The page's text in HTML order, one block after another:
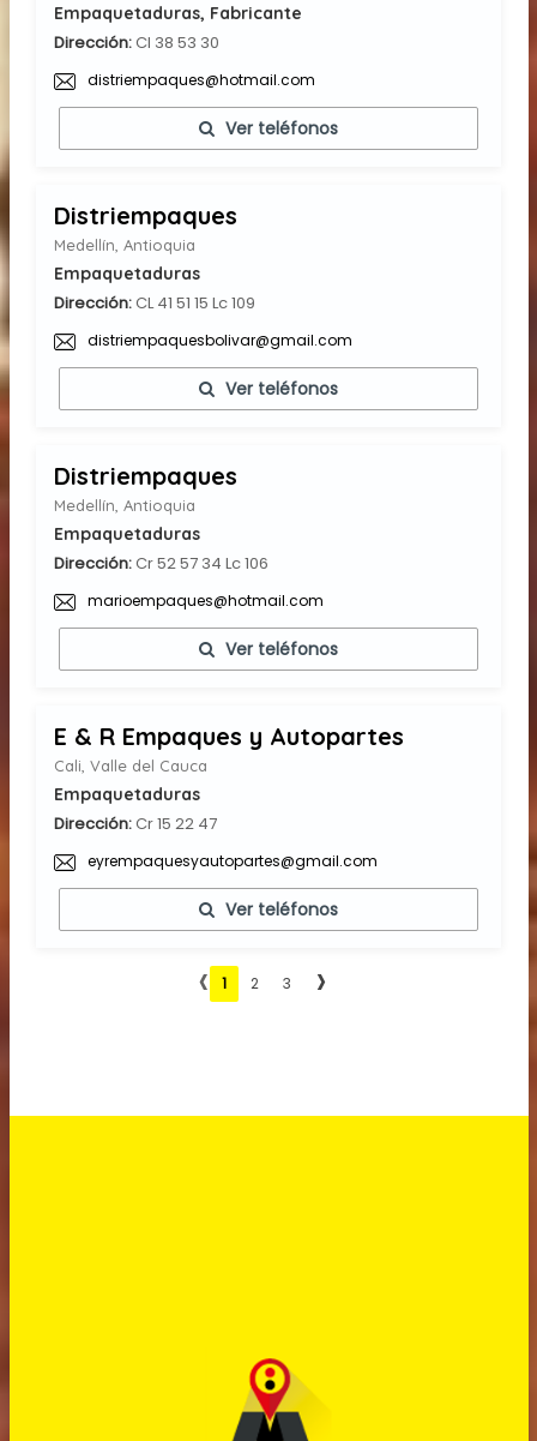
Empaquetaduras, Fabricante
Dirección:Cl 38 53 30
distriempaques@hotmail.com
Ver teléfonos
Distriempaques
Medellín, Antioquia
Empaquetaduras
Dirección:CL 41 51 15 Lc 109
distriempaquesbolivar@gmail.com
Ver teléfonos
Distriempaques
Medellín, Antioquia
Empaquetaduras
Dirección:Cr 52 57 34 Lc 106
marioempaques@hotmail.com
Ver teléfonos
E & R Empaques y Autopartes
Cali, Valle del Cauca
Empaquetaduras
Dirección:Cr 15 22 47
eyrempaquesyautopartes@gmail.com
Ver teléfonos
‹ 1 2 3 ›